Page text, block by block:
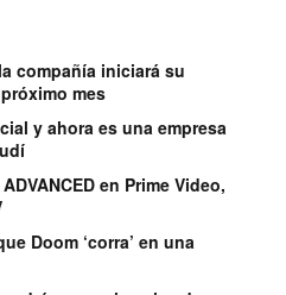
compañía iniciará su
mes
y ahora es una empresa
en Prime Video,
Doom ‘corra’ en una